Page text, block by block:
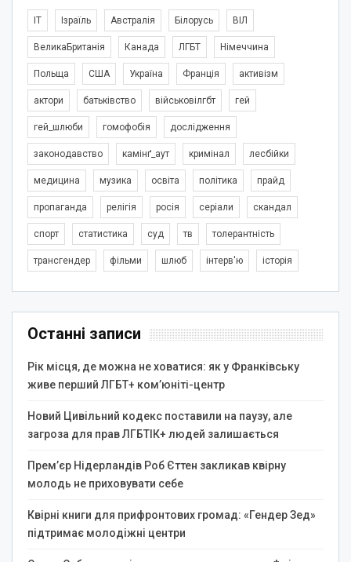
IT Ізраїль Австралія Білорусь ВІЛ
ВеликаБританія Канада ЛГБТ Німеччина
Польща США Україна Франція активізм
актори батьківство військовілгбт гей
гей_шлюби гомофобія дослідження
законодавство камінґ_аут кримінал лесбійки
медицина музика освіта політика прайд
пропаганда релігія росія серіали скандал
спорт статистика суд тв толерантність
трансгендер фільми шлюб інтерв'ю історія
Останні записи
Рік місця, де можна не ховатися: як у Франківську
живе перший ЛГБТ+ ком’юніті-центр
Новий Цивільний кодекс поставили на паузу, але
загроза для прав ЛГБТІК+ людей залишається
Прем’єр Нідерландів Роб Єттен закликав квірну
молодь не приховувати себе
Квірні книги для прифронтових громад: «Гендер Зед»
підтримає молодіжні центри